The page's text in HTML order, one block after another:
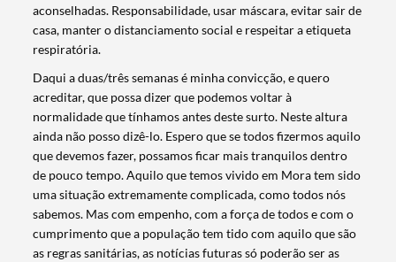
aconselhadas. Responsabilidade, usar máscara, evitar sair de
casa, manter o distanciamento social e respeitar a etiqueta
respiratória.
Daqui a duas/três semanas é minha convicção, e quero
acreditar, que possa dizer que podemos voltar à
normalidade que tínhamos antes deste surto. Neste altura
ainda não posso dizê-lo. Espero que se todos fizermos aquilo
que devemos fazer, possamos ficar mais tranquilos dentro
de pouco tempo. Aquilo que temos vivido em Mora tem sido
uma situação extremamente complicada, como todos nós
sabemos. Mas com empenho, com a força de todos e com o
cumprimento que a população tem tido com aquilo que são
as regras sanitárias, as notícias futuras só poderão ser as